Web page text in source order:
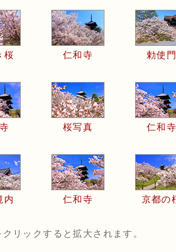
桜 仁和寺 勅使
桜写真 仁和
内 仁和寺 京都の
クリックすると拡大されます。